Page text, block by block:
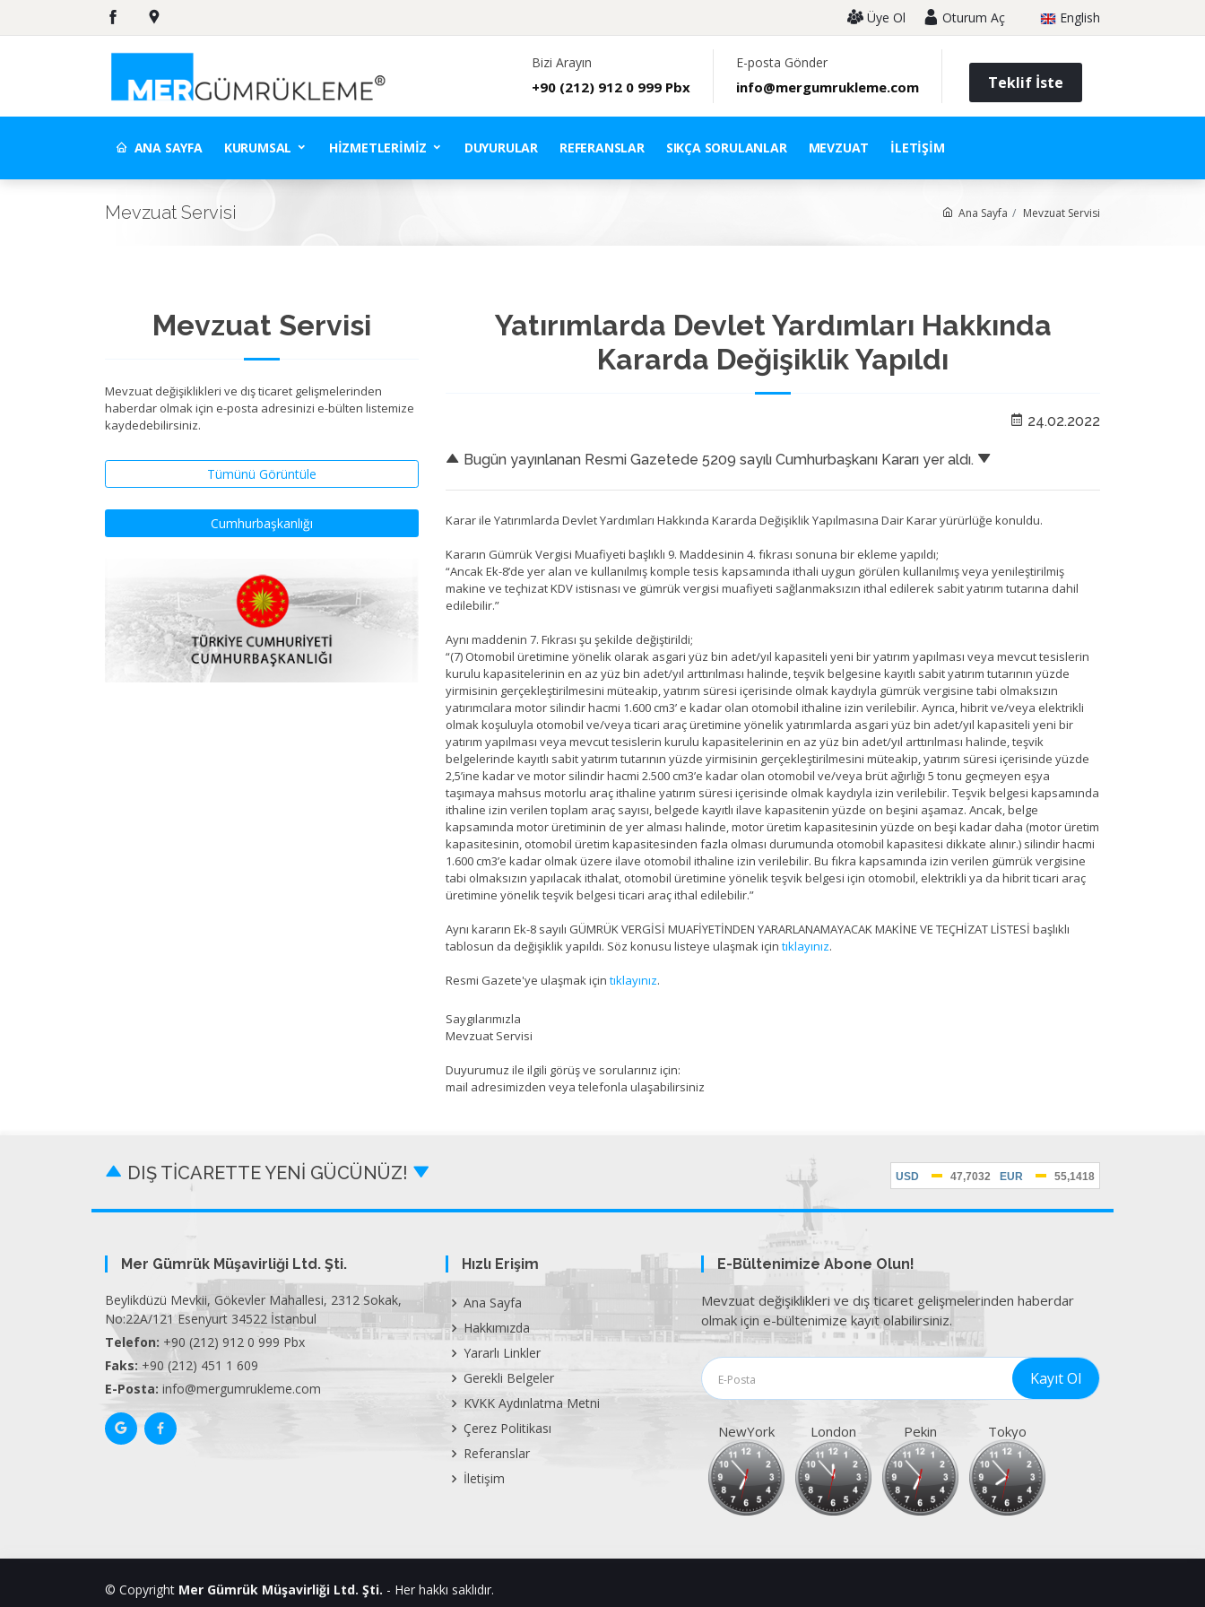
Üye Ol Oturum Aç English
Bizi Arayın
+90 (212) 912 0 999 Pbx
E-posta Gönder
info@mergumrukleme.com Teklif İste
ANA SAYFA KURUMSAL HIZMETLERIMIZ DUYURULAR REFERANSLAR SIKÇA SORULANLAR MEVZUAT İLETIŞIM
Mevzuat Servisi Ana Sayfa Mevzuat Servisi
Mevzuat Servisi
Mevzuat değişiklikleri ve dış ticaret gelişmelerinden
haberdar olmak için e-posta adresinizi e-bülten listemize
kaydedebilirsiniz.
Tümünü Görüntüle
Cumhurbaşkanlığı
Yatırımlarda Devlet Yardımları Hakkında
Kararda Değişiklik Yapıldı
24.02.2022
Bugün yayınlanan Resmi Gazetede 5209 sayılı Cumhurbaşkanı Kararı yer aldı.
Karar ile Yatırımlarda Devlet Yardımları Hakkında Kararda Değişiklik Yapılmasına Dair Karar yürürlüğe konuldu.
Kararın Gümrük Vergisi Muafiyeti başlıklı 9. Maddesinin 4. fıkrası sonuna bir ekleme yapıldı;
“Ancak Ek-8’de yer alan ve kullanılmış komple tesis kapsamında ithali uygun görülen kullanılmış veya yenileştirilmiş
makine ve teçhizat KDV istisnası ve gümrük vergisi muafiyeti sağlanmaksızın ithal edilerek sabit yatırım tutarına dahil
edilebilir.”
Aynı maddenin 7. Fıkrası şu şekilde değiştirildi;
“(7) Otomobil üretimine yönelik olarak asgari yüz bin adet/yıl kapasiteli yeni bir yatırım yapılması veya mevcut tesislerin
kurulu kapasitelerinin en az yüz bin adet/yıl arttırılması halinde, teşvik belgesine kayıtlı sabit yatırım tutarının yüzde
yirmisinin gerçekleştirilmesini müteakip, yatırım süresi içerisinde olmak kaydıyla gümrük vergisine tabi olmaksızın
yatırımcılara motor silindir hacmi 1.600 cm3’ e kadar olan otomobil ithaline izin verilebilir. Ayrıca, hibrit ve/veya elektrikli
olmak koşuluyla otomobil ve/veya ticari araç üretimine yönelik yatırımlarda asgari yüz bin adet/yıl kapasiteli yeni bir
yatırım yapılması veya mevcut tesislerin kurulu kapasitelerinin en az yüz bin adet/yıl arttırılması halinde, teşvik
belgelerinde kayıtlı sabit yatırım tutarının yüzde yirmisinin gerçekleştirilmesini müteakip, yatırım süresi içerisinde yüzde
2,5’ine kadar ve motor silindir hacmi 2.500 cm3’e kadar olan otomobil ve/veya brüt ağırlığı 5 tonu geçmeyen eşya
taşımaya mahsus motorlu araç ithaline yatırım süresi içerisinde olmak kaydıyla izin verilebilir. Teşvik belgesi kapsamında
ithaline izin verilen toplam araç sayısı, belgede kayıtlı ilave kapasitenin yüzde on beşini aşamaz. Ancak, belge
kapsamında motor üretiminin de yer alması halinde, motor üretim kapasitesinin yüzde on beşi kadar daha (motor üretim
kapasitesinin, otomobil üretim kapasitesinden fazla olması durumunda otomobil kapasitesi dikkate alınır.) silindir hacmi
1.600 cm3’e kadar olmak üzere ilave otomobil ithaline izin verilebilir. Bu fıkra kapsamında izin verilen gümrük vergisine
tabi olmaksızın yapılacak ithalat, otomobil üretimine yönelik teşvik belgesi için otomobil, elektrikli ya da hibrit ticari araç
üretimine yönelik teşvik belgesi ticari araç ithal edilebilir.”
Aynı kararın Ek-8 sayılı GÜMRÜK VERGİSİ MUAFİYETİNDEN YARARLANAMAYACAK MAKİNE VE TEÇHİZAT LİSTESİ başlıklı
tablosun da değişiklik yapıldı. Söz konusu listeye ulaşmak için tıklayınız.
Resmi Gazete'ye ulaşmak için tıklayınız.
Saygılarımızla
Mevzuat Servisi
Duyurumuz ile ilgili görüş ve sorularınız için:
mail adresimizden veya telefonla ulaşabilirsiniz
DIŞ TİCARETTE YENİ GÜCÜNÜZ!
Mer Gümrük Müşavirliği Ltd. Şti.
Beylikdüzü Mevkii, Gökevler Mahallesi, 2312 Sokak,
No:22A/121 Esenyurt 34522 İstanbul
Telefon: +90 (212) 912 0 999 Pbx
Faks: +90 (212) 451 1 609
E-Posta: info@mergumrukleme.com
Hızlı Erişim
Ana Sayfa
Hakkımızda
Yararlı Linkler
Gerekli Belgeler
KVKK Aydınlatma Metni
Çerez Politikası
Referanslar
İletişim
E-Bültenimize Abone Olun!
Mevzuat değişiklikleri ve dış ticaret gelişmelerinden haberdar
olmak için e-bültenimize kayıt olabilirsiniz.
NewYork London Pekin Tokyo
© Copyright Mer Gümrük Müşavirliği Ltd. Şti. - Her hakkı saklıdır.